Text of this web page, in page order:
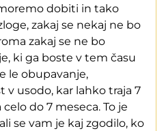
dobiti in tako
zakaj se nekaj ne bo
zakaj se ne bo
ki ga boste v tem času
le obupavanje,
v usodo, kar lahko traja 7
do 7 meseca. To je
se vam je kaj zgodilo, ko